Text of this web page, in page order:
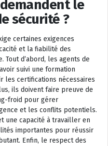
le
sécurité ?
certaines exigences
et la fiabilité des
Tout d’abord, les agents de
suivi une formation
les certifications nécessaires
ils doivent faire preuve de
froid pour gérer
et les conflits potentiels.
une capacité à travailler en
importantes pour réussir
Enfin, le respect des